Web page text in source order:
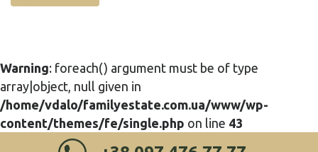
Warning: foreach() argument must be of type
array|object, null given in
/home/vdalo/familyestate.com.ua/www/wp-
content/themes/fe/single.php on line 43